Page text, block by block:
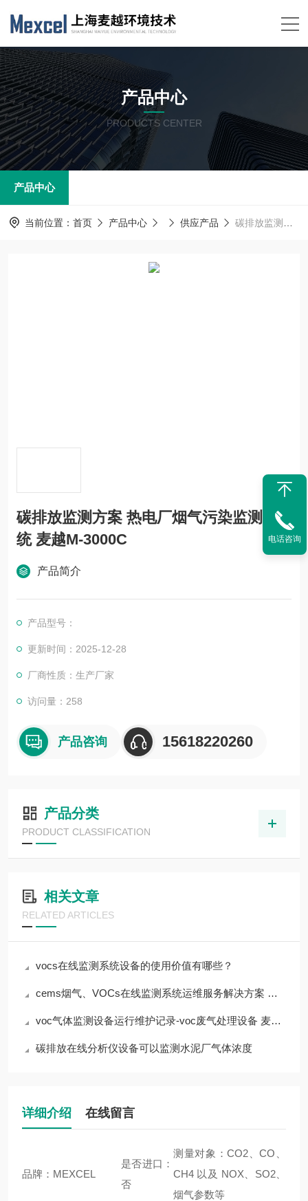
产品中心
PRODUCTS CENTER
产品中心
当前位置： 首页 产品中心 供应产品 碳排放监测方案 热电厂烟气污染监测系统 麦越M-3000C
碳排放监测方案 热电厂烟气污染监测系
统 麦越M-3000C
产品简介
产品型号：
更新时间：2025-12-28
厂商性质：生产厂家
访问量：258
产品咨询 15618220260
产品分类
PRODUCT CLASSIFICATION
相关文章
RELATED ARTICLES
vocs在线监测系统设备的使用价值有哪些？
cems烟气、VOCs在线监测系统运维服务解决方案 上海麦越
voc气体监测设备运行维护记录-voc废气处理设备 麦越环境
碳排放在线分析仪设备可以监测水泥厂气体浓度
详细介绍 在线留言
品牌：MEXCEL
是否进口：
否
测量对象：CO2、CO、
CH4 以及 NOX、SO2、
烟气参数等
电话咨询